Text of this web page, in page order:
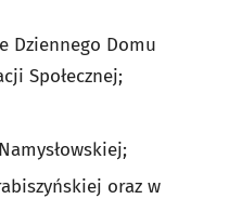
Dziennego Domu
Społecznej;
oraz w